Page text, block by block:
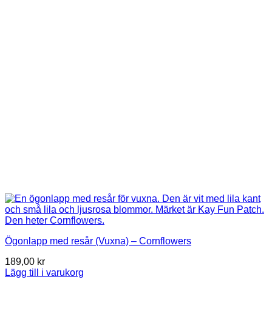
Ögonlapp med resår (Vuxna) – Cornflowers
189,00 kr
Lägg till i varukorg